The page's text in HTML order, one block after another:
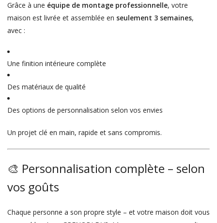
Grâce à une équipe de montage professionnelle, votre
maison est livrée et assemblée en seulement 3 semaines,
avec :
Une finition intérieure complète
Des matériaux de qualité
Des options de personnalisation selon vos envies
Un projet clé en main, rapide et sans compromis.
🎨 Personnalisation complète – selon
vos goûts
Chaque personne a son propre style – et votre maison doit vous